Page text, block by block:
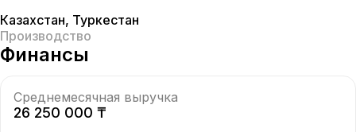
Казахстан, Туркестан
Производство
Финансы
Среднемесячная выручка
26 250 000 ₸